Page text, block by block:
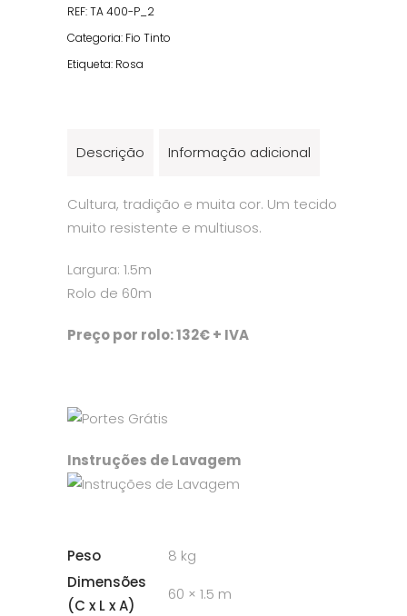
quantity
REF:TA 400-P_2
Categoria: Fio Tinto
Etiqueta: Rosa
Descrição Informação adicional
Cultura, tradição e muita cor. Um tecido
muito resistente e multiusos.
Largura: 1.5m
Rolo de 60m
Preço por rolo: 132€ + IVA
Instruções de Lavagem
Peso
8 kg
Dimensões
(C x L x A)
60 × 1.5 m